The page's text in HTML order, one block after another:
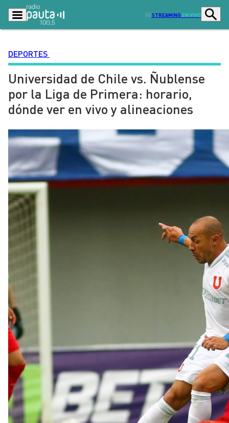
STREAMING EN VIVO
Podcasts Programas
Lo Último Actualidad
Ciudad Economía
Radio en vivo
Tendencias Deportes
Entretención y Cultura Opinión
Dato en Pauta
Contenido Patrocinado
DEPORTES
Universidad de Chile vs. Ñublense
por la Liga de Primera: horario,
dónde ver en vivo y alineaciones